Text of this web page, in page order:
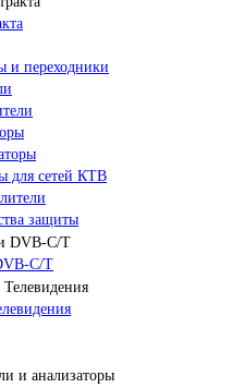
и переходники
для сетей КТВ
защиты
C/T